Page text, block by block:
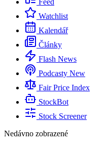
Feed
Watchlist
Kalendář
Články
Flash News
Podcasty New
Fair Price Index
StockBot
Stock Screener
Nedávno zobrazené